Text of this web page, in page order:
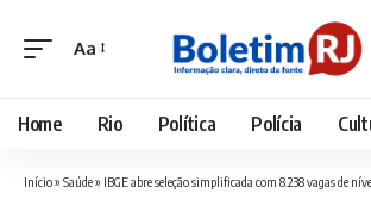
Font
Aa
Home Rio Política Polícia
Início» Saúde» IBGE abre seleção simplificada com 8.238 vagas de nível médio.